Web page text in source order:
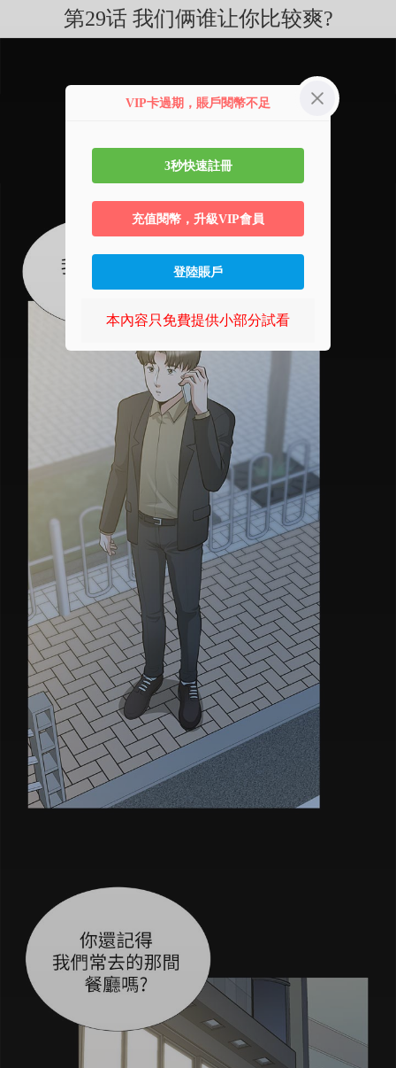
第29话 我们俩谁让你比较爽?
VIP卡過期，賬戶閱幣不足
3秒快速註冊
充值閱幣，升級VIP會員
登陸賬戶
本內容只免費提供小部分試看